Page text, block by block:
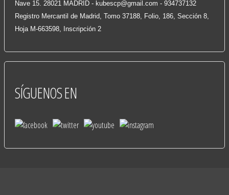
Nave 15. 28021 MADRID - kubescp@gmail.com - 934737132
Registro Mercantil de Madrid, Tomo 37188, Folio, 186, Sección 8,
Hoja M-663598, Inscripción 2
SÍGUENOSEN